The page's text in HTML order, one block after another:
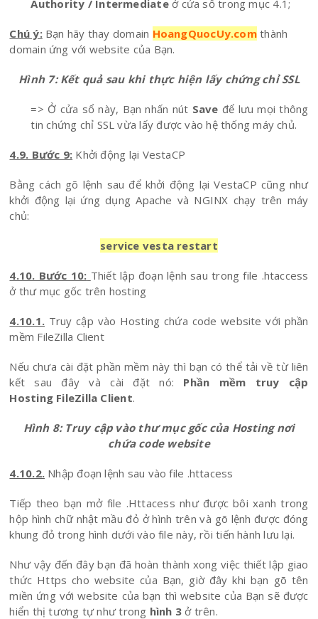
Authority / Intermediateở cửa sổ trong mục 4.1;
Chú ý:Bạn hãy thay domain HoangQuocUy.comthành
domain ứng với website của Bạn.
Hình 7: Kết quả sau khi thực hiện lấy chứng chỉ SSL
=> Ở cửa sổ này, Bạn nhấn nút Save để lưu mọi thông
tin chứng chỉ SSL vừa lấy được vào hệ thống máy chủ.
4.9. Bước 9: Khởi động lại VestaCP
Bằng cách gõ lệnh sau để khởi động lại VestaCP cũng như
khởi động lại ứng dụng Apache và NGINX chạy trên máy
chủ:
service vesta restart
4.10. Bước 10: Thiết lập đoạn lệnh sau trong file .htaccess
ở thư mục gốc trên hosting
4.10.1. Truy cập vào Hosting chứa code website với phần
mềm FileZilla Client
Nếu chưa cài đặt phần mềm này thì bạn có thể tải về từ liên
kết sau đây và cài đặt nó: Phần mềm truy cập
Hosting FileZilla Client.
Hình 8: Truy cập vào thư mục gốc của Hosting nơi
chứa code website
4.10.2. Nhập đoạn lệnh sau vào file .httacess
Tiếp theo bạn mở file .Httacess như được bôi xanh trong
hộp hình chữ nhật mầu đỏ ở hình trên và gõ lệnh được đóng
khung đỏ trong hình dưới vào file này, rồi tiến hành lưu lại.
Như vậy đến đây bạn đã hoàn thành xong việc thiết lập giao
thức Https cho website của Bạn, giờ đây khi bạn gõ tên
miền ứng với website của bạn thì website của Bạn sẽ được
hiển thị tương tự như trong hình 3 ở trên.